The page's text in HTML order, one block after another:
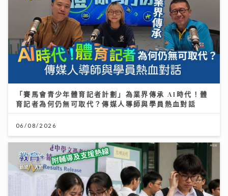
「賽馬會青少年體育記者計劃」為業界傳承 AI時代！體
育記者為何仍無可取代？傳媒人導師與學員熱血對話
06/08/2026